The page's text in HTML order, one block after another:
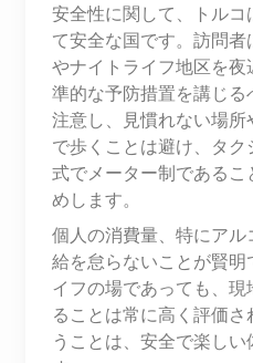
安全性に関して、トル
て安全な国です。訪問
やナイトライフ地区を
準的な予防措置を講じ
注意し、見慣れない場
で歩くことは避け、タ
式でメーター制である
めします。
個人の消費量、特にア
給を怠らないことが賢
イフの場であっても、
ることは常に高く評価
うことは、安全で楽し